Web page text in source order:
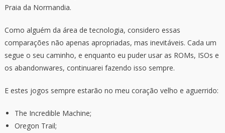
Praia da Normandia.
Como alguém da área de tecnologia, considero essas
comparações não apenas apropriadas, mas inevitáveis. Cada um
segue o seu caminho, e enquanto eu puder usar as ROMs, ISOs e
os abandonwares, continuarei fazendo isso sempre.
E estes jogos sempre estarão no meu coração velho e aguerrido:
The Incredible Machine;
Oregon Trail;